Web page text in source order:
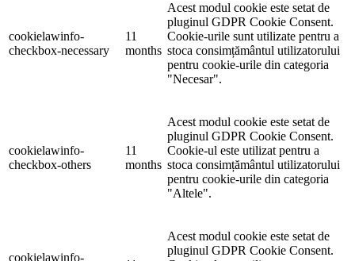
cookielawinfo-
checkbox-necessary
11
months
Acest modul cookie este setat de
pluginul GDPR Cookie Consent.
Cookie-urile sunt utilizate pentru a
stoca consimțământul utilizatorului
pentru cookie-urile din categoria
"Necesar".
cookielawinfo-
checkbox-others
11
months
Acest modul cookie este setat de
pluginul GDPR Cookie Consent.
Cookie-ul este utilizat pentru a
stoca consimțământul utilizatorului
pentru cookie-urile din categoria
"Altele".
cookielawinfo-
Acest modul cookie este setat de
pluginul GDPR Cookie Consent.